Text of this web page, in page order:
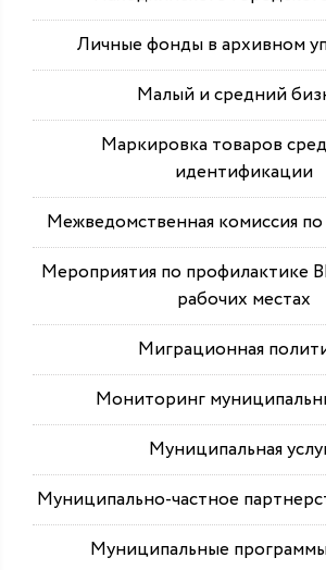
Личные фонды в архивном
Малый и средний
Маркировка товаров
идентификации
Межведомственная комиссия
Мероприятия по
рабочих местах
Миграционная
Мониторинг
Муниципальная
Муниципально-частное
Муниципальные